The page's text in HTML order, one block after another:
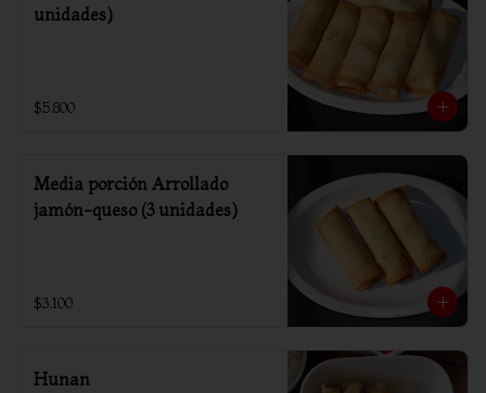
unidades)
$5.800
Media porción Arrollado
jamón-queso (3 unidades)
$3.100
Hunan